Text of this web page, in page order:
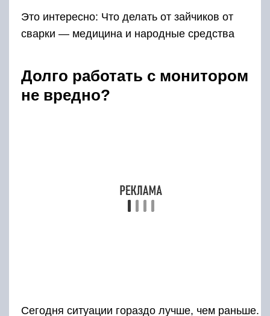
чего возможно переутомление внутриглазной
при выключенном свете вредно. Это может